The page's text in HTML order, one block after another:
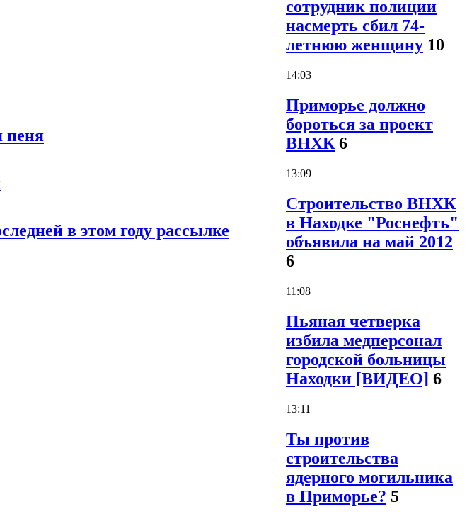
пеня
в этом году рассылке
сотрудник полиции
насмерть сбил 74-
летнюю женщину 10
14:03
Приморье должно
бороться за проект
ВНХК 6
13:09
Строительство ВНХК
в Находке "Роснефть"
объявила на май 2012
6
11:08
Пьяная четверка
избила медперсонал
городской больницы
Находки [ВИДЕО] 6
13:11
Ты против
строительства
ядерного могильника
в Приморье? 5